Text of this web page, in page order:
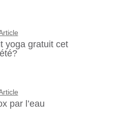
yoga gratuit cet
été?
par l’eau